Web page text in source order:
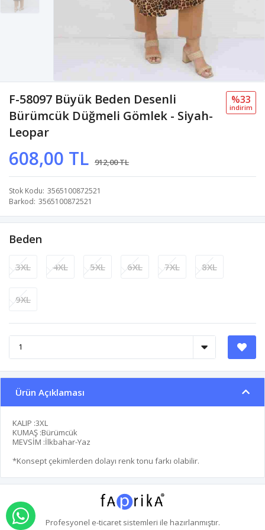
F-58097 Büyük Beden Desenli
Bürümcük Düğmeli Gömlek - Siyah-
Leopar
608,00 TL 912,00 TL
%33
i̇ndi̇ri̇m
Stok Kodu 3565100872521
Barkod 3565100872521
Beden
3XL 4XL 5XL 6XL 7XL 8XL
9XL
Ürün Açıklaması
KALIP :3XL
KUMAŞ :Bürümcük
MEVSİM :İlkbahar-Yaz
*Konsept çekimlerden dolayı renk tonu farkı olabilir.
Profesyonel e-ticaretsistemleri ile hazırlanmıştır.